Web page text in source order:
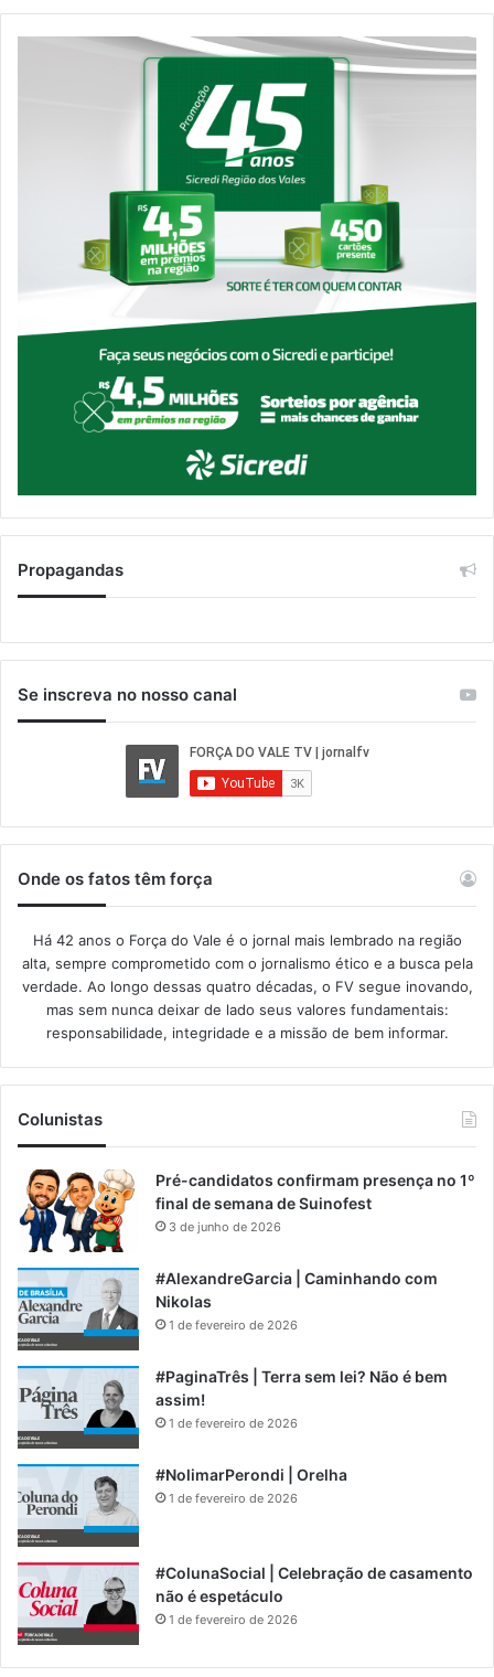
Propagandas
Se inscreva no nosso canal
Onde os fatos têm força
Há 42 anos o Força do Vale é o jornal mais lembrado na região
alta, sempre comprometido com o jornalismo ético e a busca pela
verdade. Ao longo dessas quatro décadas, o FV segue inovando,
mas sem nunca deixar de lado seus valores fundamentais:
responsabilidade, integridade e a missão de bem informar.​
Colunistas
Pré-candidatos confirmam presença no 1º
final de semana de Suinofest
3 de junho de 2026
#AlexandreGarcia | Caminhando com
Nikolas
1 de fevereiro de 2026
#PaginaTrês | Terra sem lei? Não é bem
assim!
1 de fevereiro de 2026
#NolimarPerondi | Orelha
1 de fevereiro de 2026
#ColunaSocial | Celebração de casamento
não é espetáculo
1 de fevereiro de 2026